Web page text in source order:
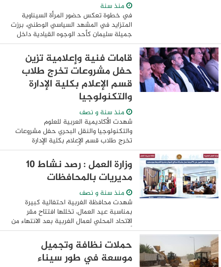
منذ سنة
في خطوة تعكس حضور المرأة السيناوية
المتزايد في المشهد السياسي الوطني، برزت
جميلة سليمان كأحد الوجوه القيادية داخل
حزب الجبهة الوطنية، حيث تتولى منصب
أمينة المرأة بمحافظة جنوب سيناء، لتصبح
صوتًا ...
قامات فنية وإعلامية تزين
حفل مشروعات تخرج طلاب
قسم الإعلام بكلية الإدارة
والتكنولوجيا
منذ سنة و نصف
شهدت الأكاديمية العربية للعلوم
والتكنولوجيا والنقل البحري حفل مشروعات
تخرج طلاب قسم الإعلام بكلية الإدارة
والتكنولوجيا والذى أقيم تحت رعاية سعادة
الأستاذ الدكتور إسماعيل عبد الغفار إسماعيل
فرج ...
وزارة العمل : رصد نشاط 10
مديريات بالمحافظات
منذ سنة و نصف
شهدت محافظة الغربية احتفالية كبيرة
بمناسبة عيد العمال، تخللها افتتاح مقر
الاتحاد المحلي لعمال الغربية بعد الانتهاء من
أعمال التجديد والتطوير، وذلك بحضور الدكتور
محمود عيسى نائب محافظ الغربية، أحمد ...
حملات نظافة وتجميل
موسعة في طور سيناء